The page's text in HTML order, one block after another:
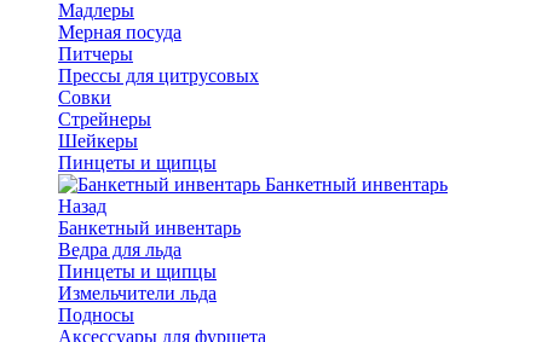
Мадлеры
Мерная посуда
Питчеры
Прессы для цитрусовых
Совки
Стрейнеры
Шейкеры
Пинцеты и щипцы
Банкетный инвентарь
Назад
Банкетный инвентарь
Ведра для льда
Пинцеты и щипцы
Измельчители льда
Подносы
Аксессуары для фуршета